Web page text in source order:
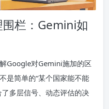
栏：Gemini如
Google对Gemini施加的区
是简单的“某个国家能不能
多层信号、动态评估的决